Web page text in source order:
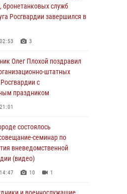
бронетанковых служб
Росгвардии завершился в
3
Олег Плохой поздравил
штатных
с
праздником
состоялось
семинар по
вневедомственной
(видео)
10 1